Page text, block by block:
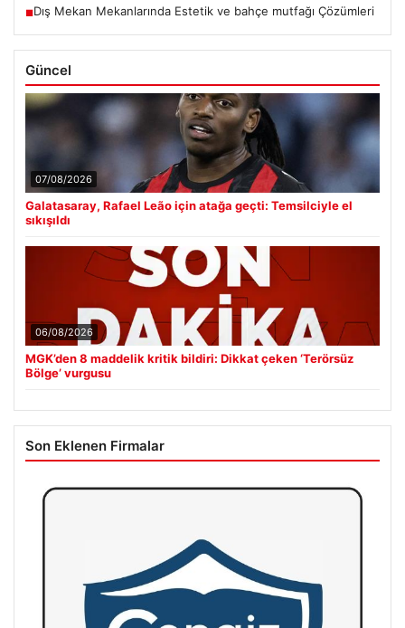
■Dış Mekan Mekanlarında Estetik ve bahçe mutfağı Çözümleri
Güncel
07/08/2026
Galatasaray, Rafael Leão için atağa geçti: Temsilciyle el
sıkışıldı
06/08/2026
MGK’den 8 maddelik kritik bildiri: Dikkat çeken ‘Terörsüz
Bölge’ vurgusu
Son Eklenen Firmalar